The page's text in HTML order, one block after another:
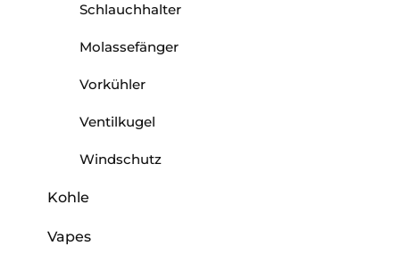
Schlauchhalter
Molassefänger
Vorkühler
Ventilkugel
Windschutz
Kohle
Vapes